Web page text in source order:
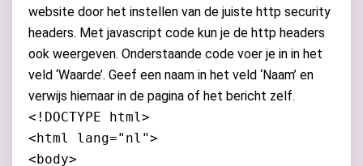
website door het instellen van de juiste http security
headers. Met javascript code kun je de http headers
ook weergeven. Onderstaande code voer je in in het
veld ‘Waarde’. Geef een naam in het veld ‘Naam’ en
verwijs hiernaar in de pagina of het bericht zelf.
<!DOCTYPE html>
<html lang="nl">
<body>